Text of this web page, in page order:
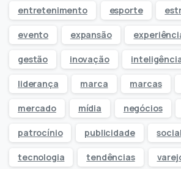
entretenimento esporte
evento expansão
gestão inovação
liderança marca marcas
mercado mídia negócios
patrocínio publicidade social
tecnologia tendências